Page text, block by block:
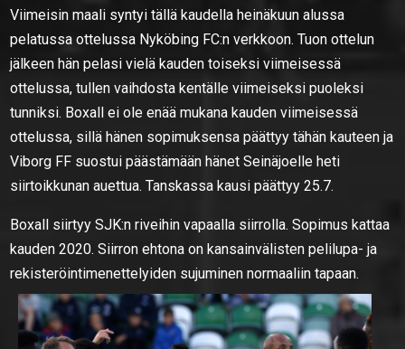
Viimeisin maali syntyi tällä kaudella heinäkuun alussa
pelatussa ottelussa Nyköbing FC:n verkkoon. Tuon ottelun
jälkeen hän pelasi vielä kauden toiseksi viimeisessä
ottelussa, tullen vaihdosta kentälle viimeiseksi puoleksi
tunniksi. Boxall ei ole enää mukana kauden viimeisessä
ottelussa, sillä hänen sopimuksensa päättyy tähän kauteen ja
Viborg FF suostui päästämään hänet Seinäjoelle heti
siirtoikkunan auettua. Tanskassa kausi päättyy 25.7.
Boxall siirtyy SJK:n riveihin vapaalla siirrolla. Sopimus kattaa
kauden 2020. Siirron ehtona on kansainvälisten pelilupa- ja
rekisteröintimenettelyiden sujuminen normaaliin tapaan.